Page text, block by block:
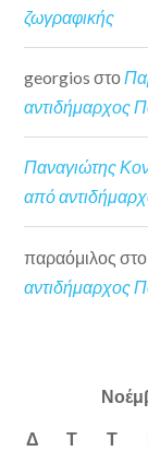
ζωγραφικής
georgios στο
αντιδήμαρχος
Παναγιώτης
από
παραόμιλος στο
αντιδήμαρχος
Δ Τ Τ